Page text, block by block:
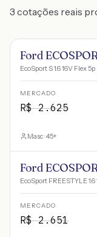
3 cotações reais
Ford
EcoSport S 1.6 16V Flex 5p
MERCADO
R$2.625
Masc · 45+
Ford
EcoSport FREESTYLE 1.6
MERCADO
R$2.651